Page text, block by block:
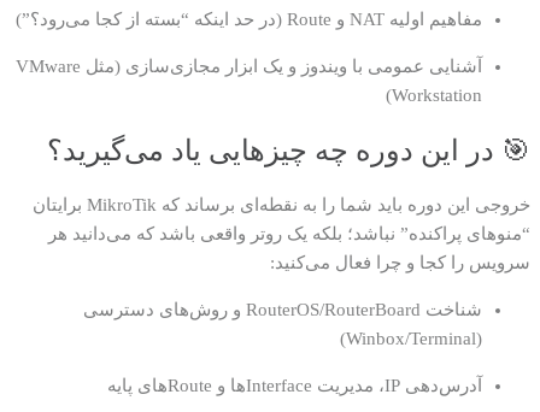
مفاهیم اولیه NAT و Route (در حد اینکه “بسته از کجا می‌رود؟”)
آشنایی عمومی با ویندوز و یک ابزار مجازی‌سازی (مثل VMware
Workstation)
🎯 در این دوره چه چیزهایی یاد می‌گیرید؟
خروجی این دوره باید شما را به نقطه‌ای برساند که MikroTik برایتان
“منوهای پراکنده” نباشد؛ بلکه یک روتر واقعی باشد که می‌دانید هر
سرویس را کجا و چرا فعال می‌کنید:
شناخت RouterOS/RouterBoard و روش‌های دسترسی
(Winbox/Terminal)
آدرس‌دهی IP، مدیریت Interfaceها و Routeهای پایه